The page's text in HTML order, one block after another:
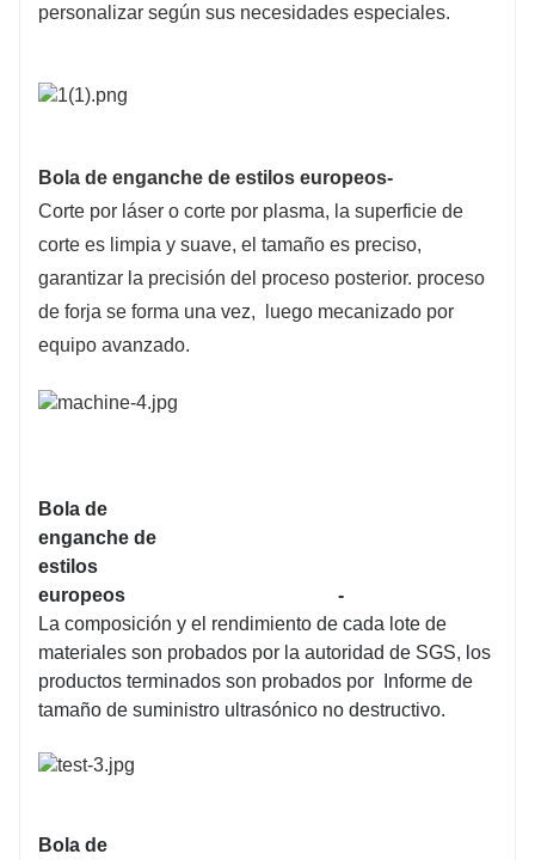
personalizar según sus necesidades especiales.
Bola de enganche de estilos europeos-
Corte por láser o corte por plasma, la superficie de
corte es limpia y suave, el tamaño es preciso,
garantizar la precisión del proceso posterior. proceso
de forja se forma una vez, luego mecanizado por
equipo avanzado.
Bola de
enganche de
estilos
europeos
-
La composición y el rendimiento de cada lote de
materiales son probados por la autoridad de SGS, los
productos terminados son probados por Informe de
tamaño de suministro ultrasónico no destructivo.
Bola de